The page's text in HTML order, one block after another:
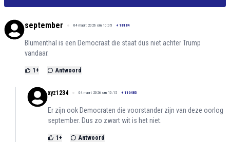
september 04 maart 2026 om 10:05 + 18184
Blumenthal is een Democraat die staat dus niet achter Trump
vandaar.
1 + Antwoord
xyz1234 04 maart 2026 om 10:15 + 116483
Er zijn ook Democraten die voorstander zijn van deze oorlog
september. Dus zo zwart wit is het niet.
1 + Antwoord